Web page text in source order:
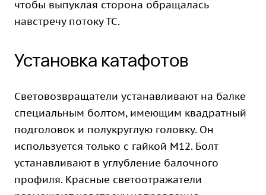
чтобы выпуклая сторона обращалась
навстречу потоку ТС.
Установка катафотов
Световозвращатели устанавливают на балке
специальным болтом, имеющим квадратный
подголовок и полукруглую головку. Он
используется только с гайкой М12. Болт
устанавливают в углубление балочного
профиля. Красные светоотражатели